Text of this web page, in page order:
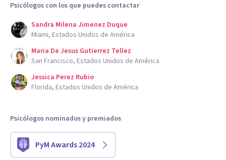
Psicólogos con los que puedes contactar
Sandra Milena Jimenez Duque
Miami, Estados Unidos de América
Maria De Jesus Gutierrez Tellez
San Francisco, Estados Unidos de América
Jessica Perez Rubio
Florida, Estados Unidos de América
Psicólogos nominados y premiados
PyM Awards 2024